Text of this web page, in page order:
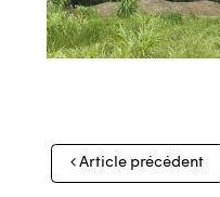
Navigation
des
Article précédent